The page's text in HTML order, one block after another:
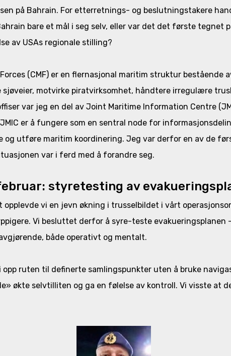
på Bahrain. For etterretnings- og beslutningstakere
bare et mål i seg selv, eller var det det første tegnet
av USAs regionale stilling?
(CMF) er en flernasjonal maritim struktur bestående
sjøveier, motvirke piratvirksomhet, håndtere irregulære
var jeg en del av Joint Maritime Information Centre
er å fungere som en sentral node for
og utføre maritim koordinering. Jeg var derfor en av de
var i ferd med å forandre seg.
styretesting av
opplevde vi en jevn økning i trusselbildet i vårt
Vi besluttet derfor å syre-teste evakueringsplanen
både operativt og mentalt.
opp ruten til definerte samlingspunkter uten å bruke
økte selvtilliten og ga en følelse av kontroll. Vi visste at